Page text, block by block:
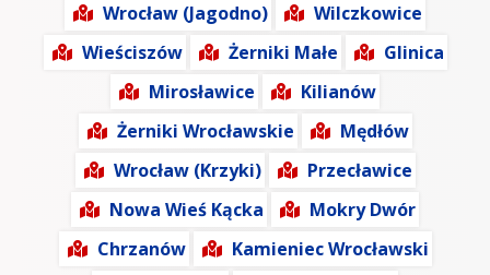
Wrocław (Jagodno)
Wilczkowice
Wieściszów
Żerniki Małe
Glinica
Mirosławice
Kilianów
Żerniki Wrocławskie
Mędłów
Wrocław (Krzyki)
Przecławice
Nowa Wieś Kącka
Mokry Dwór
Chrzanów
Kamieniec Wrocławski